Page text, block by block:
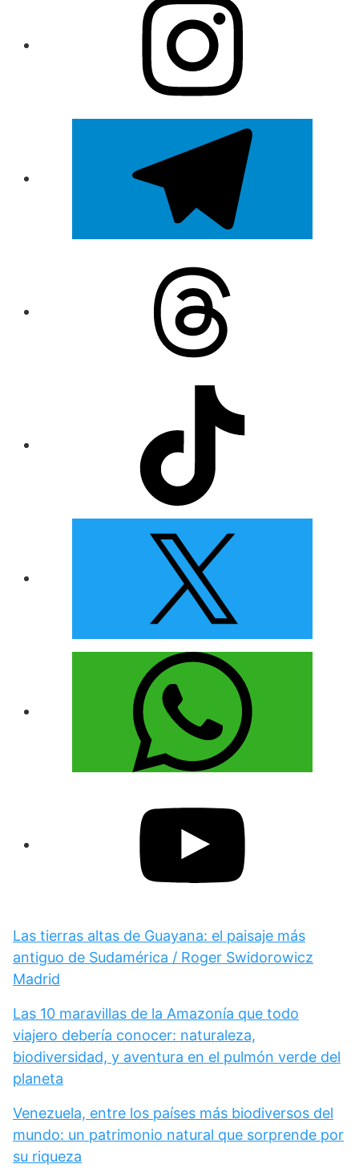
Las tierras altas de Guayana: el paisaje más
antiguo de Sudamérica / Roger Swidorowicz
Madrid
Las 10 maravillas de la Amazonía que todo
viajero debería conocer: naturaleza,
biodiversidad, y aventura en el pulmón verde del
planeta
Venezuela, entre los países más biodiversos del
mundo: un patrimonio natural que sorprende por
su riqueza